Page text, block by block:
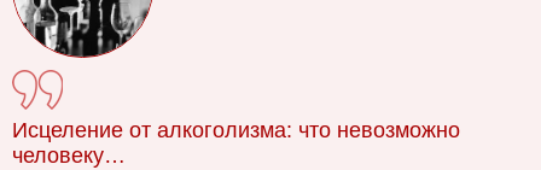
Исцеление от алкоголизма: что невозможно
человеку…